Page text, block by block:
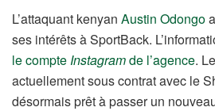
L’attaquant kenyan Austin Odongo
ses intérêts à SportBack.
le compteInstagramde l’agence.
actuellement sous contrat avec le
désormais prêt à passer un